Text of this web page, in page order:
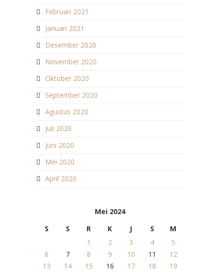
Februari 2021
Januari 2021
Desember 2020
November 2020
Oktober 2020
September 2020
Agustus 2020
Juli 2020
Juni 2020
Mei 2020
April 2020
Mei 2024
S
S R K J S
M
1
2 3 4
5
6
7 8 9 10 11
12
13
14 15 16 17 18
19